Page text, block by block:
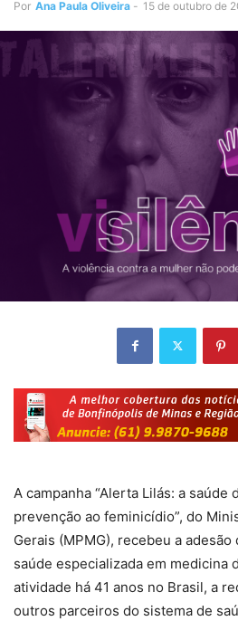
Por Ana Paula Oliveira - 15 de outubro de
A campanha “Alerta Lilás: a saúde
prevenção ao feminicídio”, do
Gerais (MPMG), recebeu a
saúde especializada em medicina
atividade há 41 anos no Brasil, a
outros parceiros do sistema de